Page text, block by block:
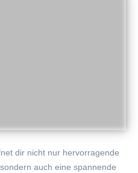
dir nicht nur hervorragende
auch eine spannende